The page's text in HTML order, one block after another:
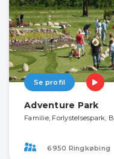
Se profil
Adventure Park
Familie, Forlystelsespark,
6950 Ringkøbing